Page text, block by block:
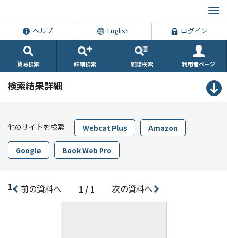
ヘルプ English ログイン
簡易検索 詳細検索 雑誌検索 利用者ページ
検索結果詳細
他のサイトを検索 Webcat Plus Amazon
Google Book Web Pro
1. 前の資料へ 1 / 1 次の資料へ